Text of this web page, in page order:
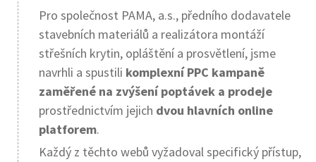
Pro společnost PAMA, a.s., předního dodavatele
stavebních materiálů a realizátora montáží
střešních krytin, opláštění a prosvětlení, jsme
navrhli a spustili komplexní PPC kampaně
zaměřené na zvýšení poptávek a prodeje
prostřednictvím jejich dvou hlavních online
platforem.
Každý z těchto webů vyžadoval specifický přístup,